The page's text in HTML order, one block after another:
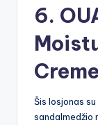
6.
Creme
Šis losjonas
sandalmedžio